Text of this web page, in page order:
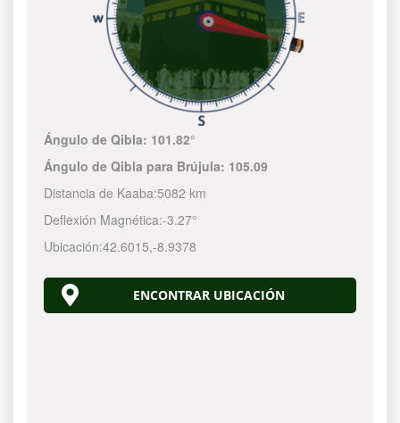
Ángulo de Qibla: 101.82°
Ángulo de Qibla para Brújula: 105.09
Distancia de Kaaba:5082 km
Deflexión Magnética:-3.27°
Ubicación:42.6015,-8.9378
ENCONTRAR UBICACIÓN